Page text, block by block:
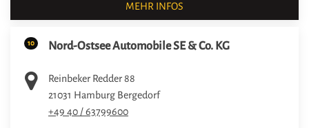
MEHR INFOS
10 Nord-Ostsee Automobile SE & Co. KG
Reinbeker Redder 88
21031 Hamburg Bergedorf
+49 40 / 63799600